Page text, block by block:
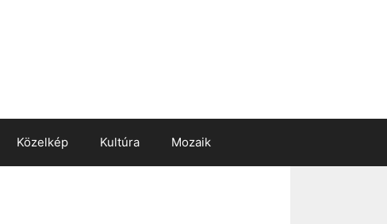
Közelkép Kultúra Mozaik